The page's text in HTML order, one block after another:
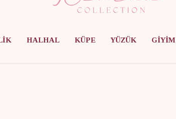
HALHAL KÜPE YÜZÜK GİYİM